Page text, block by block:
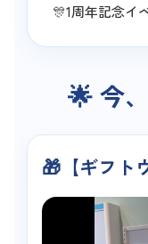
🎊1周年記念イ
🌟 今
🎁【ギフト